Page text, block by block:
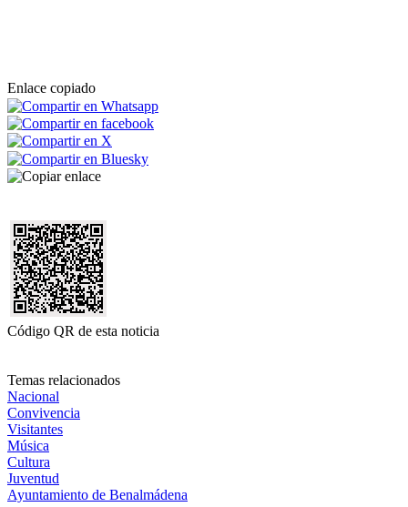
Enlace copiado
Código QR de esta noticia
Temas relacionados
Nacional
Convivencia
Visitantes
Música
Cultura
Juventud
Ayuntamiento de Benalmádena